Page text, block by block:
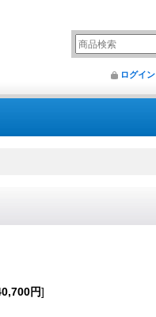
ログイン
円]